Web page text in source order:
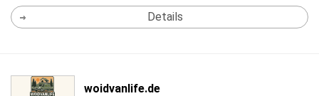
Details
woidvanlife.de